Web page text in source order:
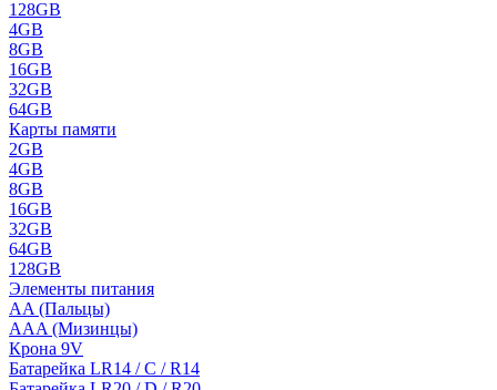
128GB
4GB
8GB
16GB
32GB
64GB
Карты памяти
2GB
4GB
8GB
16GB
32GB
64GB
128GB
Элементы питания
AA (Пальцы)
AAA (Мизинцы)
Крона 9V
Батарейка LR14 / C / R14